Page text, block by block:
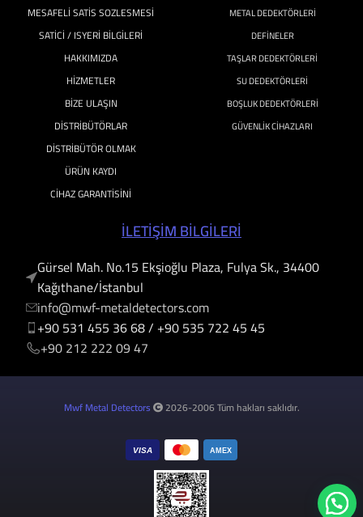
MESAFELI SATIS SOZLESMESI
SATICI / ISYERI BILGILERI
HAKKIMIZDA
HIZMETLER
BIZE ULAŞIN
DISTRIBÜTÖRLAR
DISTRIBÜTÖR OLMAK
ÜRÜN KAYDI
CIHAZ GARANTISINI
METAL DEDEKTÖRLERI
DEFINELER
TAŞLAR DEDEKTÖRLERI
SU DEDEKTÖRLERİ
BOŞLUK DEDEKTÖRLERI
GÜVENLIK CIHAZLARI
İLETİŞİM BİLGİLERİ
Gürsel Mah. No.15 Ekşioğlu Plaza, Fulya Sk., 34400
Kağıthane/İstanbul
info@mwf-metaldetectors.com
+90 531 455 36 68 / ‎‪+90 535 722 45 45
‎‪+90 212 222 09 47
Mwf Metal Detectors 2026-2006 Tüm hakları saklıdır.
VISA AMEX